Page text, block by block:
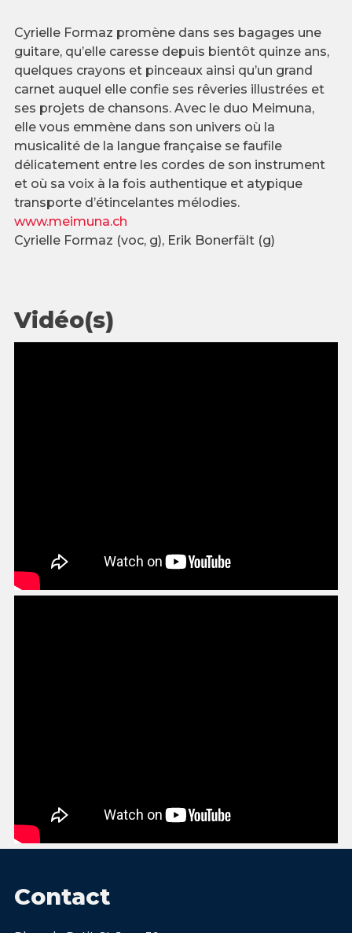
Cyrielle Formaz promène dans ses bagages une
guitare, qu’elle caresse depuis bientôt quinze ans,
quelques crayons et pinceaux ainsi qu’un grand
carnet auquel elle confie ses rêveries illustrées et
ses projets de chansons. Avec le duo Meimuna,
elle vous emmène dans son univers où la
musicalité de la langue française se faufile
délicatement entre les cordes de son instrument
et où sa voix à la fois authentique et atypique
transporte d’étincelantes mélodies.
www.meimuna.ch
Cyrielle Formaz (voc, g), Erik Bonerfält (g)
Vidéo(s)
Contact